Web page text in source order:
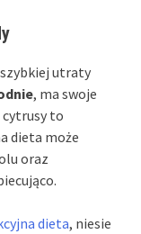
utraty
, ma swoje
cytrusy to
dieta może
oraz
dieta, niesie